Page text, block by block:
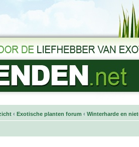
‹ Exotische planten forum ‹ Winterharde en